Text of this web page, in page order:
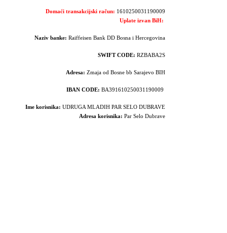
Domaći transakcijski račun: 1610250031190009
Uplate izvan BiH:
Naziv banke: Raiffeisen Bank DD Bosna i Hercegovina
SWIFT CODE: RZBABA2S
Adresa:Zmaja od Bosne bb Sarajevo BIH
IBAN CODE: BA391610250031190009
Ime korisnika: UDRUGA MLADIH PAR SELO DUBRAVE
Adresa korisnika: Par Selo Dubrave